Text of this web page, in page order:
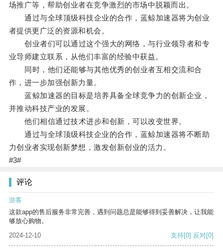
场推广等，帮助创业者在竞争激烈的市场中脱颖而出。
通过与全球顶级科技企业的合作，蓝鲸加速器将为创业
者提供更广泛的资源和机会。
创业者们可以通过这个强大的网络，与行业领导者和专
业导师建立联系，从他们丰富的经验中获益。
同时，他们还能够与其他优秀的创业者互相交流和合
作，进一步加强创新力量。
蓝鲸加速器的目标是培养具备全球竞争力的创新企业，
并推动科技产业的发展。
他们相信通过技术进步和创新，可以改变世界。
通过与全球顶级科技企业的合作，蓝鲸加速器将不断助
力创业者实现创新梦想，激发创新创业的活力。
#3#
评论
游客
这款app的售后服务非常完善，遇到问题总是能够得到妥善解决，让我能
够放心购物。
2024-12-10
支持[0] 反对[0]